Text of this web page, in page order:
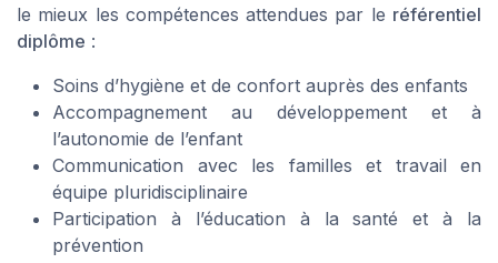
le mieux les compétences attendues par le référentiel
diplôme :
Soins d’hygiène et de confort auprès des enfants
Accompagnement au développement et à
l’autonomie de l’enfant
Communication avec les familles et travail en
équipe pluridisciplinaire
Participation à l’éducation à la santé et à la
prévention